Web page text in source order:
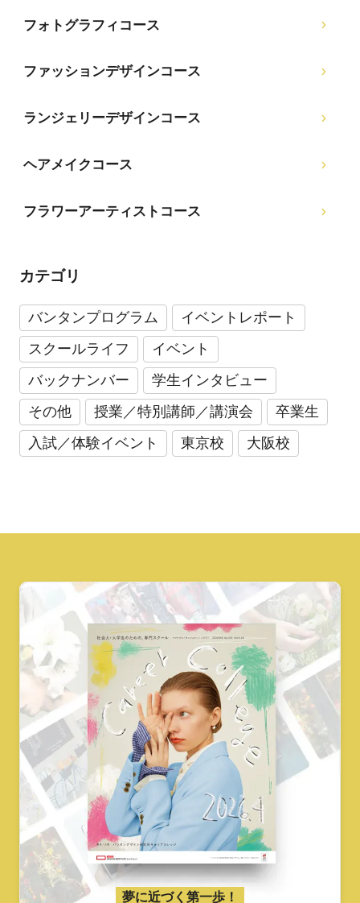
フォトグラフィコース
ファッションデザインコース
ランジェリーデザインコース
ヘアメイクコース
フラワーアーティストコース
カテゴリ
バンタンプログラム
イベントレポート
スクールライフ
イベント
バックナンバー
学生インタビュー
その他
授業／特別講師／講演会
卒業生
入試／体験イベント
東京校 大阪校
夢に近づく第一歩！